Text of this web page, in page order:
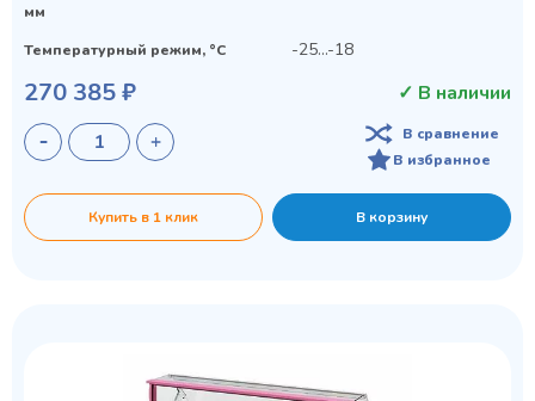
мм
Температурный режим, °C -25...-18
270 385 ₽ ✓ В наличии
В сравнение
В избранное
Купить в 1 клик В корзину